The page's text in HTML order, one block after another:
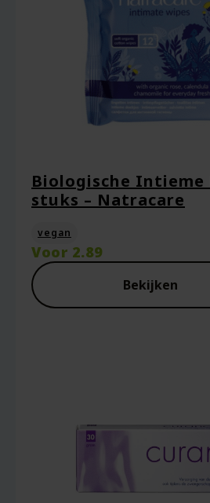
Mijn naam, e-mail en site
browser voor de
een reactie plaats.
Biologische Intieme
stuks – Natracare
vegan
Voor 2.89
Bekijken